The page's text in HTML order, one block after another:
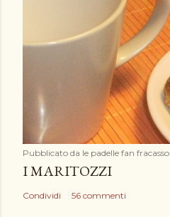
Pubblicato da le padelle fan fracasso
I MARITOZZI
Condividi 56 commenti